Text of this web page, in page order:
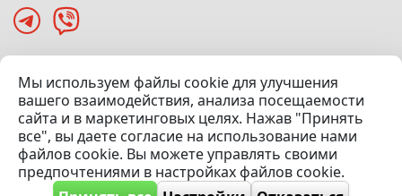
(Офис: 5 этаж | Осмотр авто: 5 этаж)
Посмотреть на карте
© 2020 — 2026 VION.BY — Продажа, выкуп и обмен | УНП
192961100 |Эвакуатор Минск
Мы используем файлы cookie для улучшения
вашего взаимодействия, анализа посещаемости
сайта и в маркетинговых целях. Нажав "Принять
все", вы даете согласие на использование нами
файлов cookie. Вы можете управлять своими
предпочтениями в настройках файлов cookie.